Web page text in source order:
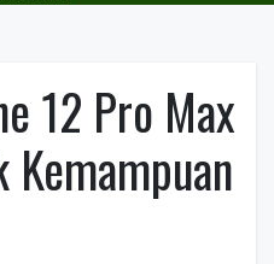
12 Pro Max
Kemampuan